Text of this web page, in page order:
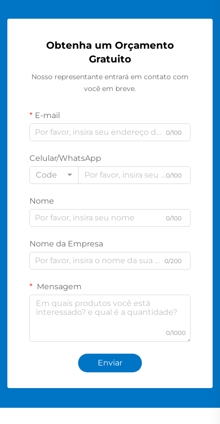
Obtenha um Orçamento
Gratuito
Nosso representante entrará em contato com
você em breve.
E-mail
0/100
Celular/WhatsApp
Code
0/100
Nome
0/100
Nome da Empresa
0/200
Mensagem
0/1000
Enviar